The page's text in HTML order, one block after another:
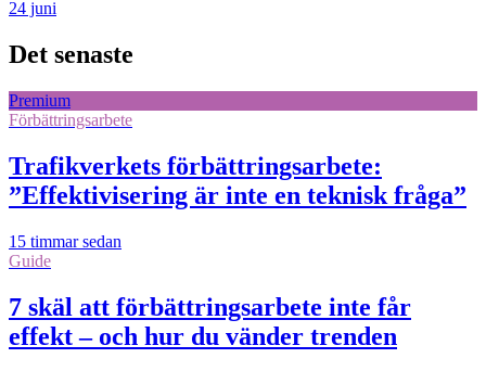
24 juni
Det senaste
Premium
Förbättringsarbete
Trafikverkets förbättringsarbete:
”Effektivisering är inte en teknisk fråga”
15 timmar sedan
Guide
7 skäl att förbättringsarbete inte får
effekt – och hur du vänder trenden